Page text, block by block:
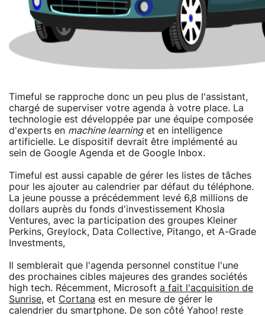
Timeful se rapproche donc un peu plus de l'assistant,
chargé de superviser votre agenda à votre place. La
technologie est développée par une équipe composée
d'experts en machine learninget en intelligence
artificielle. Le dispositif devrait être implémenté au
sein de Google Agenda et de Google Inbox.
Timeful est aussi capable de gérer les listes de tâches
pour les ajouter au calendrier par défaut du téléphone.
La jeune pousse a précédemment levé 6,8 millions de
dollars auprès du fonds d'investissement Khosla
Ventures, avec la participation des groupes Kleiner
Perkins, Greylock, Data Collective, Pitango, et A-Grade
Investments,
Il semblerait que l'agenda personnel constitue l'une
des prochaines cibles majeures des grandes sociétés
high tech. Récemment, Microsoft a fait l'acquisition de
Sunrise, et Cortana est en mesure de gérer le
calendrier du smartphone. De son côté Yahoo! reste